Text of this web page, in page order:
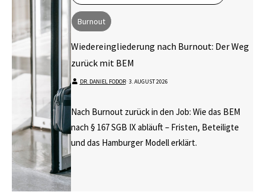
Burnout
Wiedereingliederung nach Burnout: Der Weg
zurück mit BEM
DR. DANIEL FODOR⋅ 3. AUGUST 2026
Nach Burnout zurück in den Job: Wie das BEM
nach § 167 SGB IX abläuft – Fristen, Beteiligte
und das Hamburger Modell erklärt.